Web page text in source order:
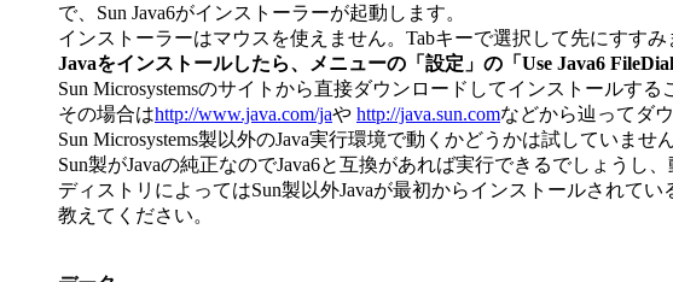
で、Sun Java6がインストーラーが起動します。
インストーラーはマウスを使えません。Tabキーで選択して先にすすみ
Javaをインストールしたら、メニューの「設定」の「Use Java6
Sun Microsystemsのサイトから直接ダウンロードしてインストールする
その場合はhttp://www.java.com/jaや http://java.sun.comなどから辿ってダ
Sun Microsystems製以外のJava実行環境で動くかどうかは試していません
Sun製がJavaの純正なのでJava6と互換があれば実行できるでしょうし
ディストリによってはSun製以外Javaが最初からインストールされて
教えてください。